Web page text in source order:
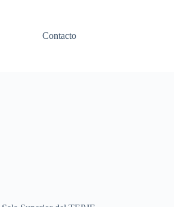
Contacto